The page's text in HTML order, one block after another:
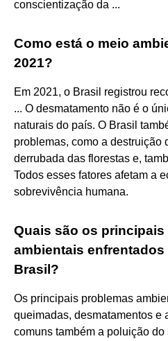
conscientização da ...
Como está o meio
2021?
Em 2021, o Brasil registrou
... O desmatamento não é o
naturais do país. O Brasil
problemas, como a destruição
derrubada das florestas e,
Todos esses fatores afetam a
sobrevivência humana.
Quais são os principais
ambientais
Brasil?
Os principais problemas
queimadas, desmatamentos e
comuns também a poluição do